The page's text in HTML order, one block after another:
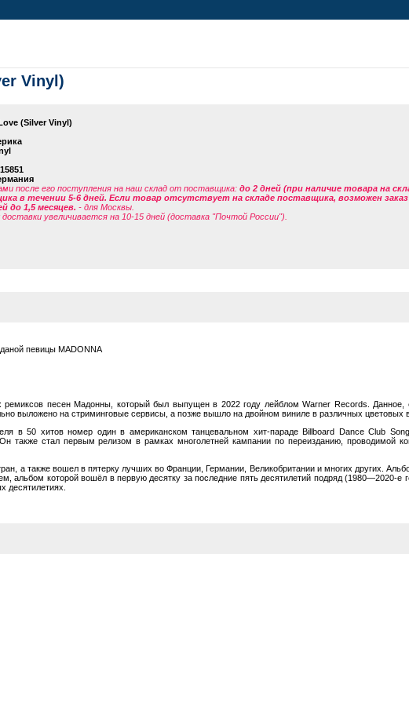
Vinyl)
(Silver Vinyl)
после его поступления на наш склад от поставщика: до 2 дней (при наличие товара на
в течении 5-6 дней. Если товар отсутствует на складе поставщика, возможен заказ
до 1,5 месяцев. - для Москвы.
доставки увеличивается на 10-15 дней (доставка "Почтой России").
певицы MADONNA
песен Мадонны, который был выпущен в 2022 году лейблом Warner Records. Данное,
выложено на стриминговые сервисы, а позже вышло на двойном виниле в различных цветовых
в 50 хитов номер один в американском танцевальном хит-параде Billboard Dance Club
также стал первым релизом в рамках многолетней кампании по переизданию, проводимой
а также вошел в пятерку лучших во Франции, Германии, Великобритании и многих других.
альбом которой вошёл в первую десятку за последние пять десятилетий подряд (1980—2020-е
десятилетиях.